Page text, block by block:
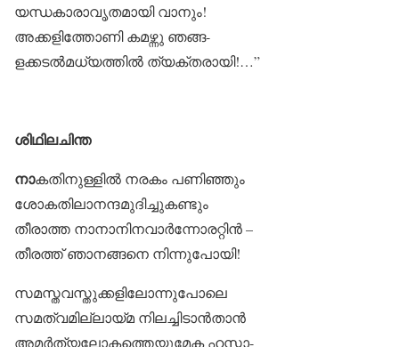
യന്ധകാരാവൃതമായി വാനും!
അക്കളിത്തോണി കമഴ്ന്നു ഞങ്ങ-
ളക്കടൽമധ്യത്തിൽ ത്യക്തരായി!…”
ശിഥിലചിന്ത
നാകതിനുള്ളിൽ നരകം പണിഞ്ഞും
ശോകതിലാനന്ദമുദിച്ചുകണ്ടും
തീരാത്ത നാനാനിനവാർന്നോരറ്റിൻ –
തീരത്ത് ഞാനങ്ങനെ നിന്നുപോയി!
സമസ്തവസ്തുക്കളിലോന്നുപോലെ
സമത്വമില്ലായ്മ നിലച്ചിടാൻതാൻ
അമർത്യലോകത്തെയുമേക ഹസ്താ-